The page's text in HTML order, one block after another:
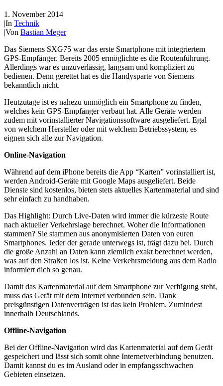
1. November 2014
|In Technik
|Von Bastian Meger
Das Siemens SXG75 war das erste Smartphone mit integriertem
GPS-Empfänger. Bereits 2005 ermöglichte es die Routenführung.
Allerdings war es unzuverlässig, langsam und kompliziert zu
bedienen. Denn gerettet hat es die Handysparte von Siemens
bekanntlich nicht.
Heutzutage ist es nahezu unmöglich ein Smartphone zu finden,
welches kein GPS-Empfänger verbaut hat. Alle Geräte werden
zudem mit vorinstallierter Navigationssoftware ausgeliefert. Egal
von welchem Hersteller oder mit welchem Betriebssystem, es
eignen sich alle zur Navigation.
Online-Navigation
Während auf dem iPhone bereits die App “Karten” vorinstalliert ist,
werden Android-Geräte mit Google Maps ausgeliefert. Beide
Dienste sind kostenlos, bieten stets aktuelles Kartenmaterial und sind
sehr einfach zu handhaben.
Das Highlight: Durch Live-Daten wird immer die kürzeste Route
nach aktueller Verkehrslage berechnet. Woher die Informationen
stammen? Sie stammen aus anonymisierten Daten von euren
Smartphones. Jeder der gerade unterwegs ist, trägt dazu bei. Durch
die große Anzahl an Daten kann ziemlich exakt berechnet werden,
was auf den Straßen los ist. Keine Verkehrsmeldung aus dem Radio
informiert dich so genau.
Damit das Kartenmaterial auf dem Smartphone zur Verfügung steht,
muss das Gerät mit dem Internet verbunden sein. Dank
preisgünstigen Datenverträgen ist das kein Problem. Zumindest
innerhalb Deutschlands.
Offline-Navigation
Bei der Offline-Navigation wird das Kartenmaterial auf dem Gerät
gespeichert und lässt sich somit ohne Internetverbindung benutzen.
Damit kannst du es im Ausland oder in empfangsschwachen
Gebieten einsetzen.